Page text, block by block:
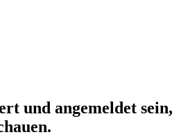
und angemeldet sein,